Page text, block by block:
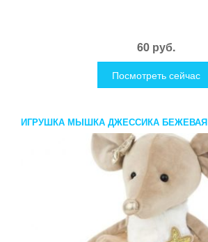
60 руб.
Посмотреть сейчас
ИГРУШКА МЫШКА ДЖЕССИКА БЕЖЕВАЯ